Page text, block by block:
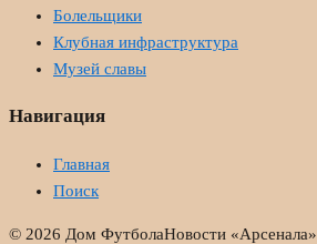
Болельщики
Клубная инфраструктура
Музей славы
Навигация
Главная
Поиск
© 2026 Дом ФутболаНовости «Арсенала»